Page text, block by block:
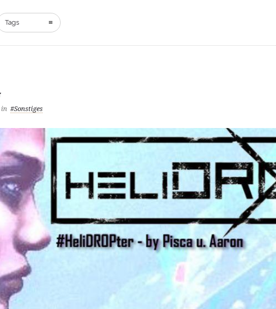
Tags
in #Sonstiges